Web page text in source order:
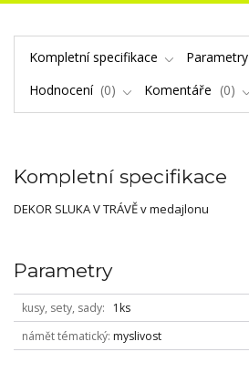
Kompletní specifikace
Parametry
Hodnocení
0 Komentáře 0
Kompletní specifikace
DEKOR SLUKA V TRÁVĚ v medajlonu
Parametry
kusy, sety, sady
1ks
námět tématický myslivost